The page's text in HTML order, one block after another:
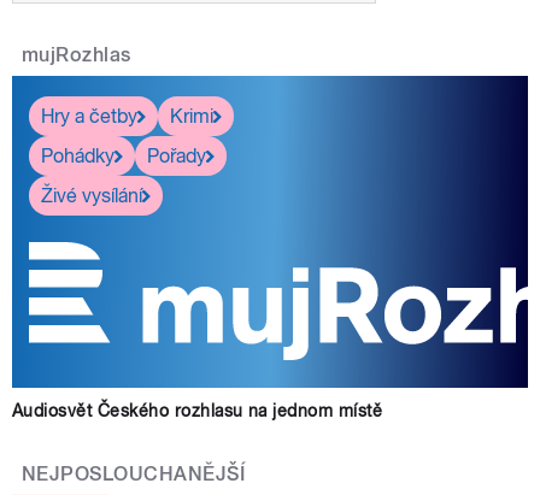
mujRozhlas
Hry a četby
Krimi
Pohádky
Pořady
Živé vysílání
Audiosvět Českého rozhlasu na jednom místě
NEJPOSLOUCHANĚJŠÍ